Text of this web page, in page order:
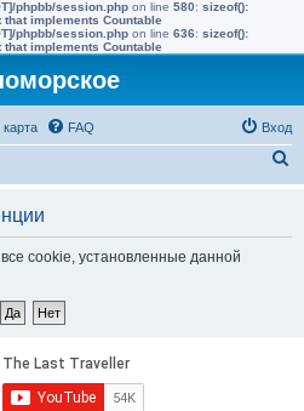
phpbb/session.php on line 580: sizeof():
implements Countable
phpbb/session.php on line 636: sizeof():
implements Countable
FAQ Вход
cookie, установленные данной